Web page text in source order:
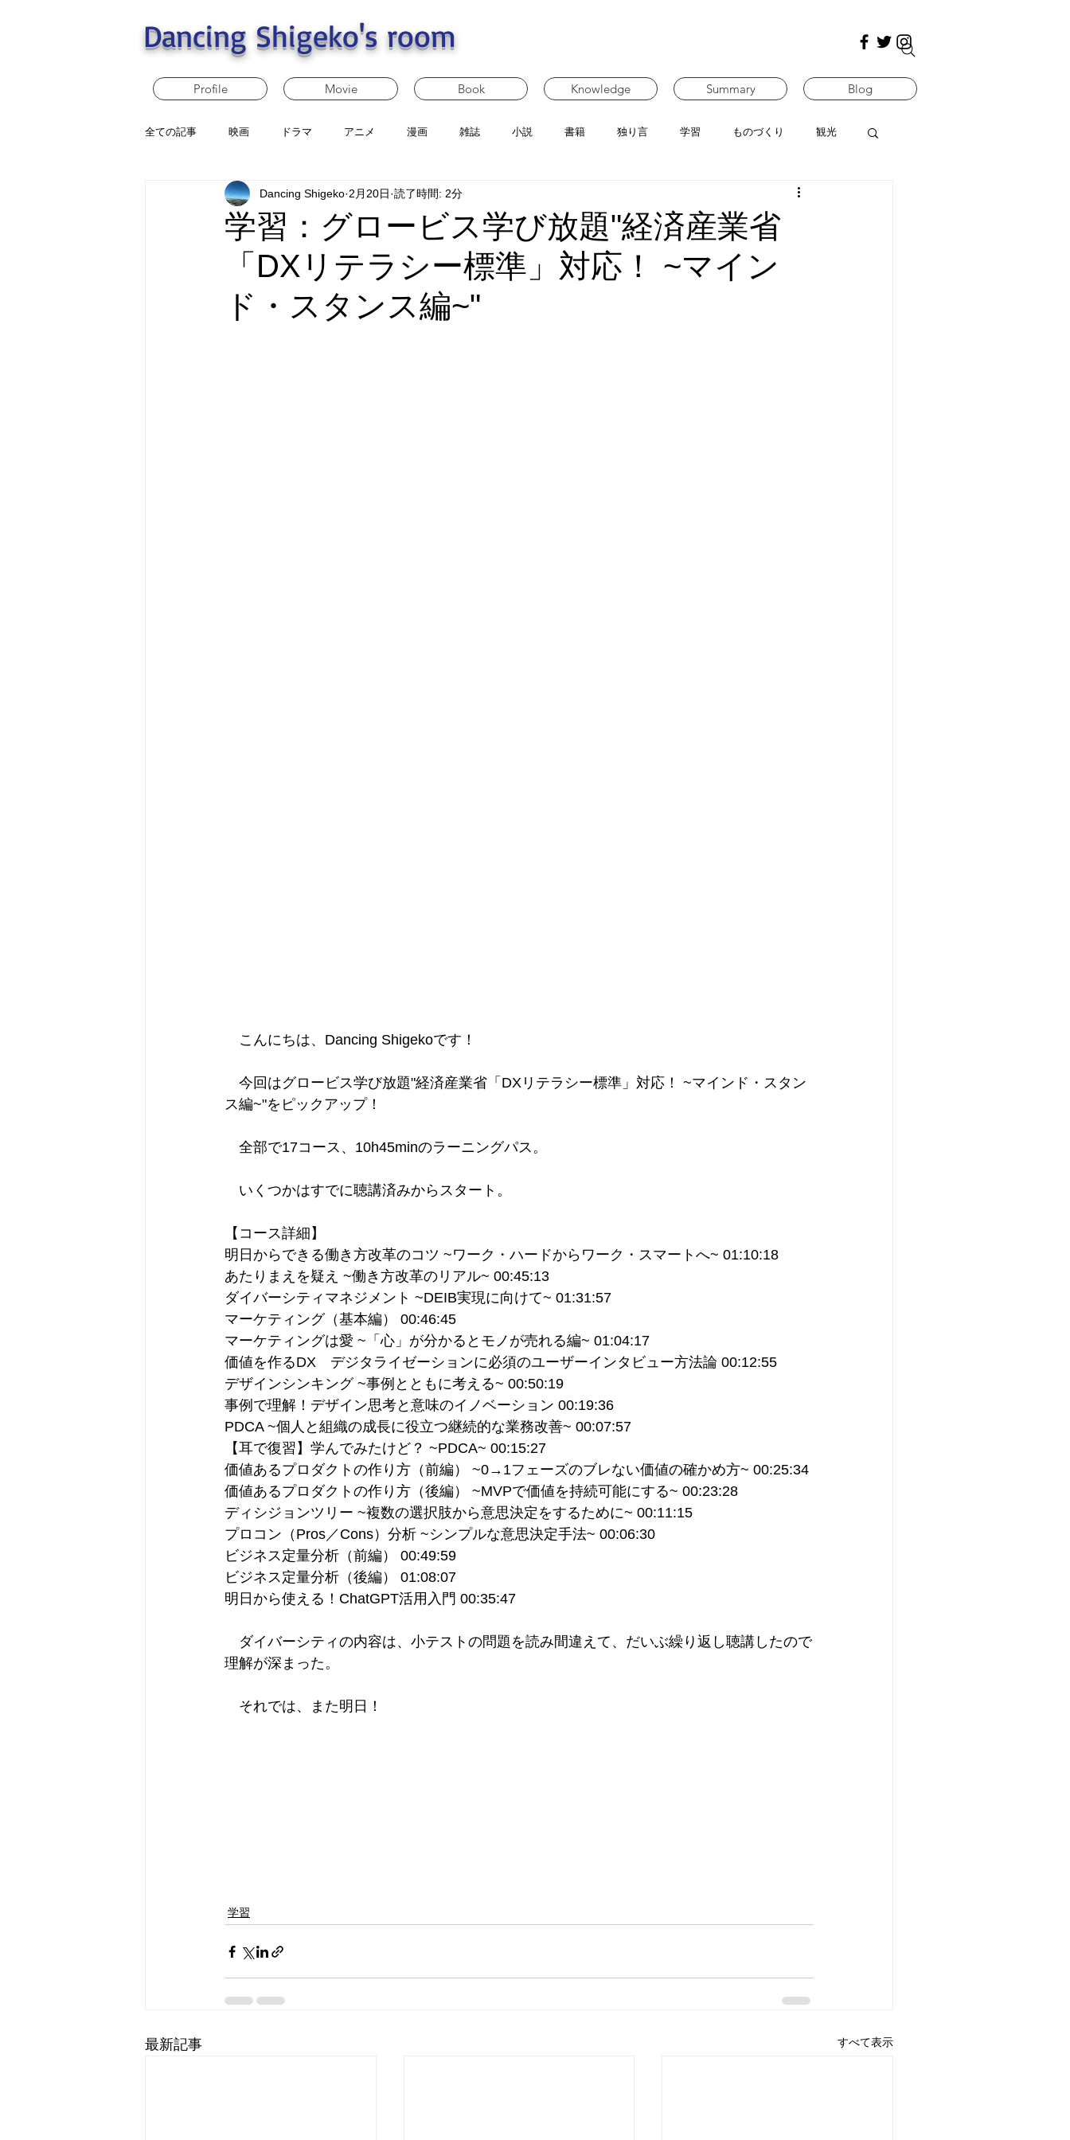
Dancing Shigeko's room
Profile Movie Book Knowledge Summary Blog
全ての記事 映画 ドラマ アニメ 漫画 雑誌 小説 書籍 独り言 学習 ものづくり 観光
学習：グロービス学び放題"経済産業省
「DXリテラシー標準」対応！ ~マイン
ド・スタンス編~"
Dancing Shigeko 2月20日 読了時間: 2分
こんにちは、Dancing Shigekoです！
今回はグロービス学び放題"経済産業省「DXリテラシー標準」対応！ ~マインド・スタン
ス編~"をピックアップ！
全部で17コース、10h45minのラーニングパス。
いくつかはすでに聴講済みからスタート。
【コース詳細】
明日からできる働き方改革のコツ ~ワーク・ハードからワーク・スマートへ~ 01:10:18
あたりまえを疑え ~働き方改革のリアル~ 00:45:13
ダイバーシティマネジメント ~DEIB実現に向けて~ 01:31:57
マーケティング（基本編） 00:46:45
マーケティングは愛 ~「心」が分かるとモノが売れる編~ 01:04:17
価値を作るDX　デジタライゼーションに必須のユーザーインタビュー方法論 00:12:55
デザインシンキング ~事例とともに考える~ 00:50:19
事例で理解！デザイン思考と意味のイノベーション 00:19:36
PDCA ~個人と組織の成長に役立つ継続的な業務改善~ 00:07:57
【耳で復習】学んでみたけど？ ~PDCA~ 00:15:27
価値あるプロダクトの作り方（前編） ~0→1フェーズのブレない価値の確かめ方~ 00:25:34
価値あるプロダクトの作り方（後編） ~MVPで価値を持続可能にする~ 00:23:28
ディシジョンツリー ~複数の選択肢から意思決定をするために~ 00:11:15
プロコン（Pros／Cons）分析 ~シンプルな意思決定手法~ 00:06:30
ビジネス定量分析（前編） 00:49:59
ビジネス定量分析（後編） 01:08:07
明日から使える！ChatGPT活用入門 00:35:47
ダイバーシティの内容は、小テストの問題を読み間違えて、だいぶ繰り返し聴講したので
理解が深まった。
それでは、また明日！
学習
最新記事 すべて表示